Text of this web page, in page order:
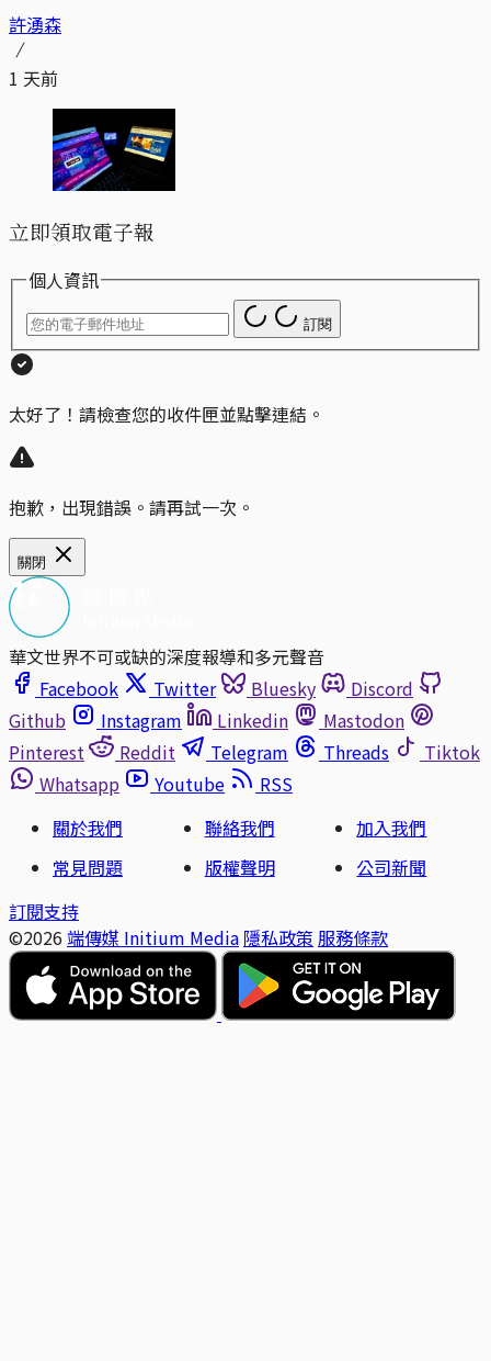
許湧森
1 天前
立即領取電子報
個人資訊
訂閱
太好了！請檢查您的收件匣並點擊連結。
抱歉，出現錯誤。請再試一次。
關閉
華文世界不可或缺的深度報導和多元聲音
Facebook
Twitter Bluesky
Discord
Github
Instagram Linkedin
Mastodon
Pinterest
Reddit Telegram Threads
Tiktok
Whatsapp
Youtube
RSS
關於我們
聯絡我們
加入我們
常見問題
版權聲明
公司新聞
訂閱支持
©2026 端傳媒 Initium Media 隱私政策 服務條款